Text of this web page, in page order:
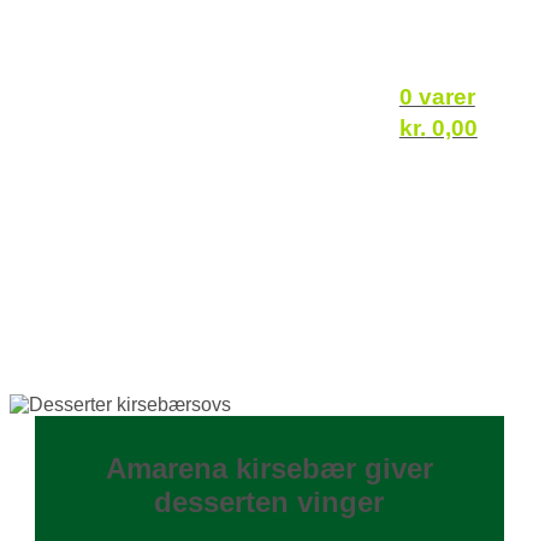
0 varer
kr. 0,00
Amarena kirsebær giver
desserten vinger